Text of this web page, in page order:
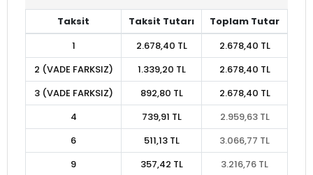
Taksit Taksit Tutarı
Toplam Tutar
1
2.678,40 TL
2.678,40 TL
2 (VADE FARKSIZ)
1.339,20 TL
2.678,40 TL
3 (VADE FARKSIZ)
892,80 TL
2.678,40 TL
4
739,91 TL
2.959,63 TL
6
511,13 TL
3.066,77 TL
9
357,42 TL
3.216,76 TL